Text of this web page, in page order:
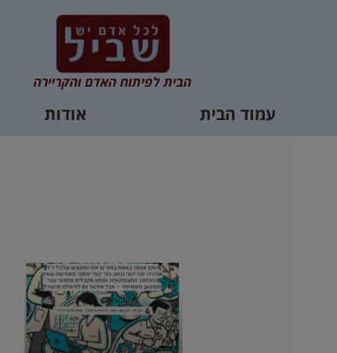
הבית לפיתוח האדם והקריירה
עמוד הבית אודות